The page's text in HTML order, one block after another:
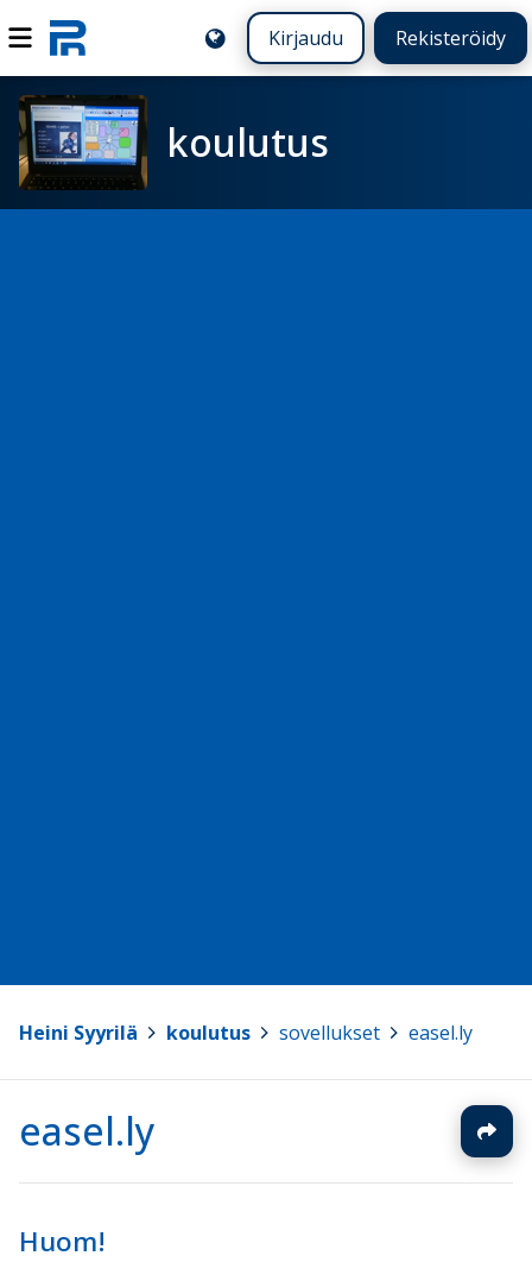
Kirjaudu Rekisteröidy
koulutus
Heini Syyrilä koulutus sovellukset easel.ly
easel.ly
Huom!